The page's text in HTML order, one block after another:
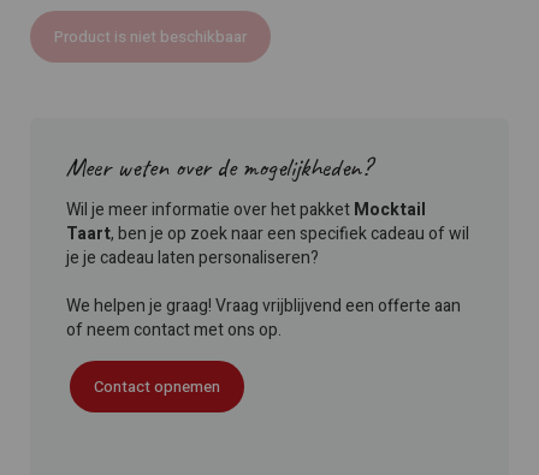
Product is niet beschikbaar
Meer weten over de mogelijkheden?
Wil je meer informatie over het pakketMocktail
Taart, ben je op zoek naar een specifiek cadeau of wil
je je cadeau laten personaliseren?
We helpen je graag! Vraag vrijblijvend een offerte aan
of neem contact met ons op.
Contact opnemen